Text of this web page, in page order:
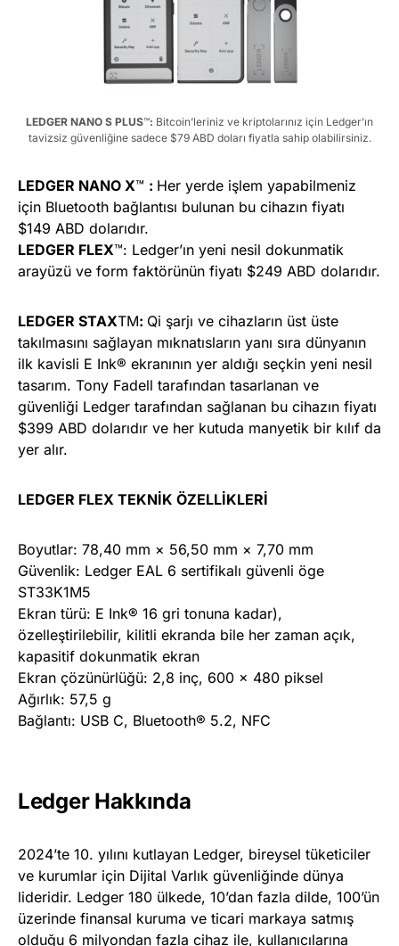
LEDGER NANO S PLUS™: Bitcoin’leriniz ve kriptolarınız için Ledger’ın
tavizsiz güvenliğine sadece $79 ABD doları fiyatla sahip olabilirsiniz.
LEDGER NANO X™ : Her yerde işlem yapabilmeniz
için Bluetooth bağlantısı bulunan bu cihazın fiyatı
$149 ABD dolarıdır.
LEDGER FLEX™: Ledger’ın yeni nesil dokunmatik
arayüzü ve form faktörünün fiyatı $249 ABD dolarıdır.
LEDGER STAXTM: Qi şarjı ve cihazların üst üste
takılmasını sağlayan mıknatısların yanı sıra dünyanın
ilk kavisli E Ink® ekranının yer aldığı seçkin yeni nesil
tasarım. Tony Fadell tarafından tasarlanan ve
güvenliği Ledger tarafından sağlanan bu cihazın fiyatı
$399 ABD dolarıdır ve her kutuda manyetik bir kılıf da
yer alır.
LEDGER FLEX TEKNİK ÖZELLİKLERİ
Boyutlar: 78,40 mm × 56,50 mm × 7,70 mm
Güvenlik: Ledger EAL 6 sertifikalı güvenli öge
ST33K1M5
Ekran türü: E Ink® 16 gri tonuna kadar),
özelleştirilebilir, kilitli ekranda bile her zaman açık,
kapasitif dokunmatik ekran
Ekran çözünürlüğü: 2,8 inç, 600 x 480 piksel
Ağırlık: 57,5 g
Bağlantı: USB C, Bluetooth® 5.2, NFC
Ledger Hakkında
2024’te 10. yılını kutlayan Ledger, bireysel tüketiciler
ve kurumlar için Dijital Varlık güvenliğinde dünya
lideridir. Ledger 180 ülkede, 10’dan fazla dilde, 100’ün
üzerinde finansal kuruma ve ticari markaya satmış
olduğu 6 milyondan fazla cihaz ile, kullanıcılarına